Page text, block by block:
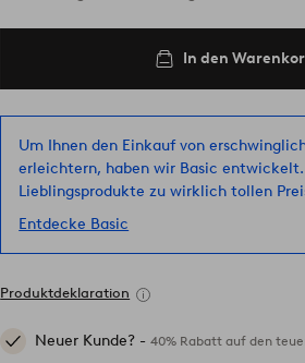
In den
Um Ihnen den Einkauf von
erleichtern, haben wir Basic entwickelt.
Lieblingsprodukte zu wirklich tollen
Entdecke Basic
Produktdeklaration
Neuer Kunde? -40% Rabatt auf den